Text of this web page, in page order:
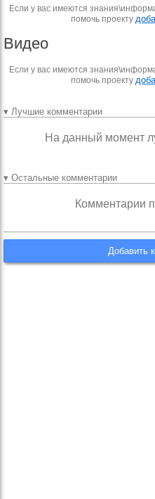
Если у вас имеются
помочь проекту
Видео
Если у вас имеются
помочь проекту
▾ Лучшие комментарии
На данный момент
▾ Остальные комментарии
Комментарии
Добавить